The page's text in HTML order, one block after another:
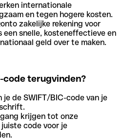
internationale
en tegen hogere kosten.
zakelijke rekening voor
snelle, kosteneffectieve en
geld over te maken.
code terugvinden?
je de SWIFT/BIC-code van je
krijgen tot onze
code voor je